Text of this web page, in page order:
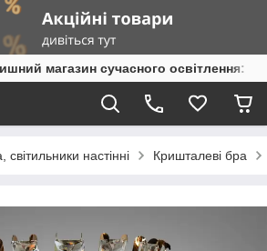
магазин сучасного освітлення:
світильники настінні Кришталеві бра